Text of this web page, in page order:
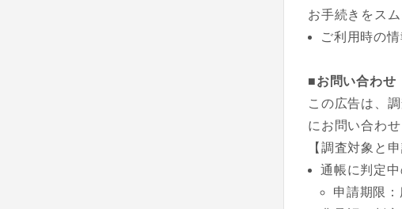
お手続きをス
ご利用時の情
■お問い合わせ
この広告は、
にお問い合わ
【調査対象と
通帳に判定
申請期限